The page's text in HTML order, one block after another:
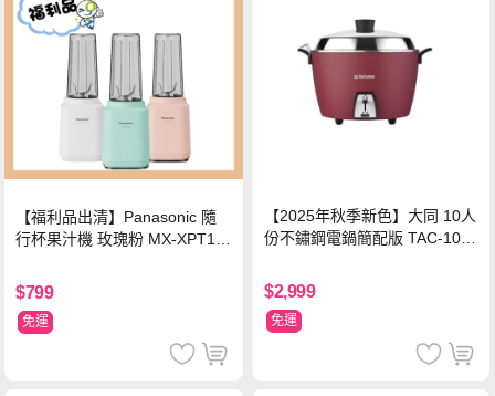
【福利品出清】Panasonic 隨
行杯果汁機 玫瑰粉 MX-XPT10
$799
免運
【2025年秋季新色】大同 10人
份不鏽鋼電鍋簡配版 TAC-10L-
$2,999
免運